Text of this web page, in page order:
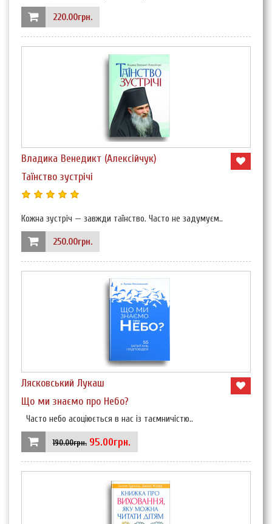
220.00грн.
Владика Венедикт (Алексійчук)
Таїнство зустрічі
Кожна зустріч — завжди таїнство. Часто не задумуєм..
250.00грн.
Лясковський Лукаш
Що ми знаємо про Небо?
Часто небо асоціюється в нас із таємничістю..
190.00грн. 95.00грн.